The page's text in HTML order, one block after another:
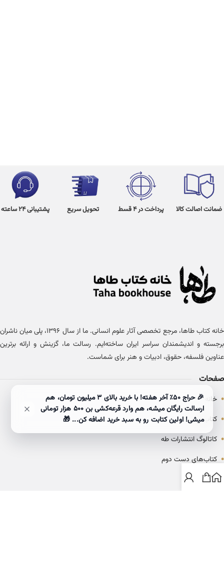
ضمانت اصالت کالا پرداخت در 4 قسط تحویل سریع پشتیبانی 24 ساعته
خانه کتاب طاها، مرجع تخصصی آثار علوم انسانی. ما از سال ۱۳۹۶، پلی میان ناشران
برجسته و اندیشمندان سراسر ایران ساخته‌ایم. رسالت ما، گزینش و ارائه برترین
عناوین فلسفه، حقوق، ادبیات و هنر برای شماست.
صفحات
• خانه
• کتاب‌ها
• کاتالوگ انتشارات طه
• کتاب‌های دست دوم
• بلاگ
🎉 حراج ۵۰٪ آخر هفته! با خرید بالای 3 میلیون تومان، هم
ارسالت رایگان میشه، هم وارد قرعه‌کشی بن ۵۰۰ هزار تومانی
میشی! اولین کتابت رو به سبد خرید اضافه کن... 🎁